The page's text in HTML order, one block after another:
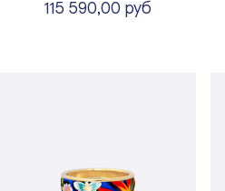
115 590,00 руб